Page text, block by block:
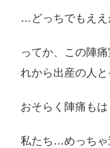
…どっちでもえ
ってか、この陣
れから出産の人
おそらく陣痛も
私たち…めっち